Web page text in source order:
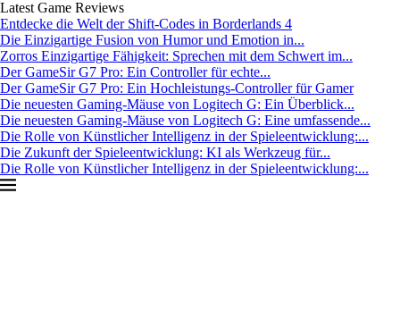
Latest Game Reviews
Entdecke die Welt der Shift-Codes in Borderlands 4
Die Einzigartige Fusion von Humor und Emotion in...
Zorros Einzigartige Fähigkeit: Sprechen mit dem Schwert im...
Der GameSir G7 Pro: Ein Controller für echte...
Der GameSir G7 Pro: Ein Hochleistungs-Controller für Gamer
Die neuesten Gaming-Mäuse von Logitech G: Ein Überblick...
Die neuesten Gaming-Mäuse von Logitech G: Eine umfassende...
Die Rolle von Künstlicher Intelligenz in der Spieleentwicklung:...
Die Zukunft der Spieleentwicklung: KI als Werkzeug für...
Die Rolle von Künstlicher Intelligenz in der Spieleentwicklung:...